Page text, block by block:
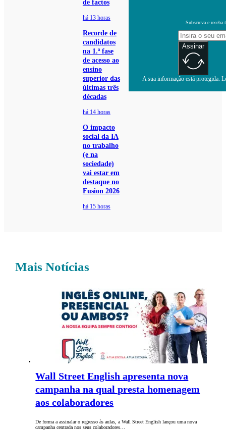
de factos
há 13 horas
Recorde de
candidatos
na 1.ª fase
de acesso ao
ensino
superior das
últimas três
décadas
há 14 horas
O impacto
social da IA
no trabalho
(e na
sociedade)
vai estar em
destaque no
Fusion 2026
há 15 horas
Subscreva e receba
Assinar
A sua informação está protegida.
Mais Notícias
Wall Street English apresenta nova
campanha na qual presta homenagem
aos colaboradores
De forma a assinalar o regresso às aulas, a Wall Street English lançou uma nova
campanha centrada nos seus colaboradores…